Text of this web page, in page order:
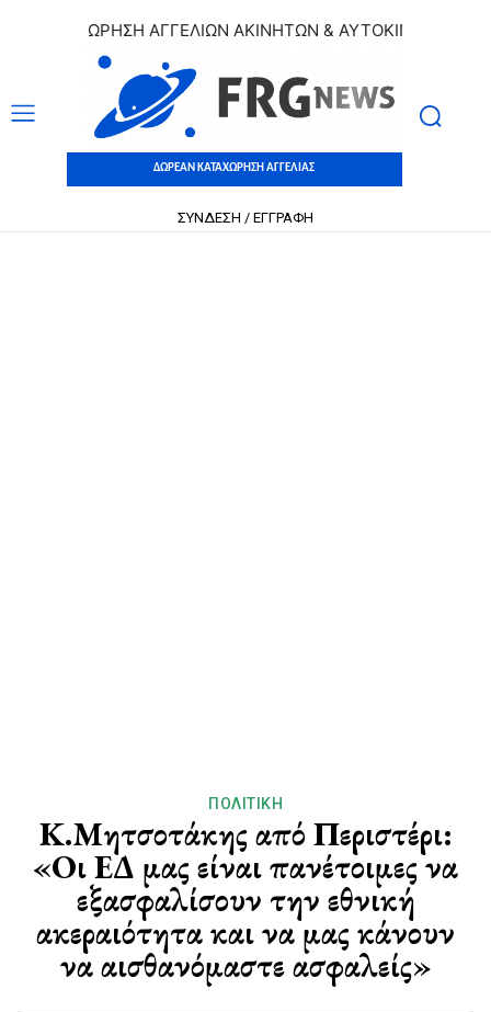
ΑΓΓΕΛΙΩΝ ΑΚΙΝΗΤΩΝ & ΑΥΤΟΚΙΝΗΤΩΝ |
ΔΩΡΕΑΝ ΚΑΤΑΧΩΡΗΣΗ ΑΓΓΕΛΙΑΣ
ΣΥΝΔΕΣΗ / ΕΓΓΡΑΦΗ
ΠΟΛΙΤΙΚΉ
Κ.Μητσοτάκης από Περιστέρι:
«Οι ΕΔ μας είναι πανέτοιμες να
εξασφαλίσουν την εθνική
ακεραιότητα και να μας κάνουν
να αισθανόμαστε ασφαλείς»